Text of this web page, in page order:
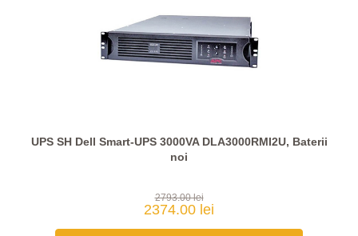
UPS SH Dell Smart-UPS 3000VA DLA3000RMI2U, Baterii
noi
2793.00 lei
2374.00 lei